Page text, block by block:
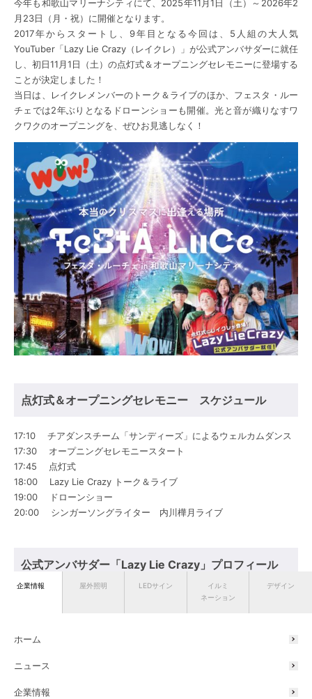
企業情報 屋外照明 LEDサイン
イルミ
ネーション
デザイン
ホーム
ニュース
企業情報
今年も和歌山マリーナシティにて、2025年11月1日（土）～2026年2
月23日（月・祝）に開催となります。
2017年からスタートし、9年目となる今回は、5人組の大人気
YouTuber「Lazy Lie Crazy（レイクレ）」が公式アンバサダーに就任
し、初日11月1日（土）の点灯式＆オープニングセレモニーに登場する
ことが決定しました！
当日は、レイクレメンバーのトーク＆ライブのほか、フェスタ・ルー
チェでは2年ぶりとなるドローンショーも開催。光と音が織りなすワ
クワクのオープニングを、ぜひお見逃しなく！
点灯式＆オープニングセレモニー スケジュール
17:10 チアダンスチーム「サンディーズ」によるウェルカムダンス
17:30 オープニングセレモニースタート
17:45 点灯式
18:00 Lazy Lie Crazy トーク＆ライブ
19:00 ドローンショー
20:00 シンガーソングライター 内川樺⽉ライブ
公式アンバサダー「Lazy Lie Crazy」プロフィール
2017 年8 月に結成。大阪府守口市を拠点に活動している5 人組
YouTuber。
ポーツ動画まで幅広いコンテンツを配信。
バスケ動画や1 ヶ月○○生活など、視聴者を惹きつける数多くの人気
者数260万人を突破。SNS総フォロワー数は1,000万人を超える超人気